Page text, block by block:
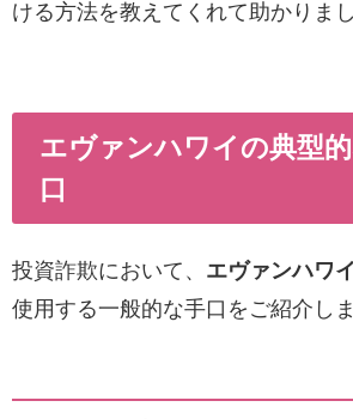
ける方法を教えてくれて助かりまし
エヴァンハワイの典型
口
投資詐欺において、 エヴァンハワイ
使用する一般的な手口をご紹介しま